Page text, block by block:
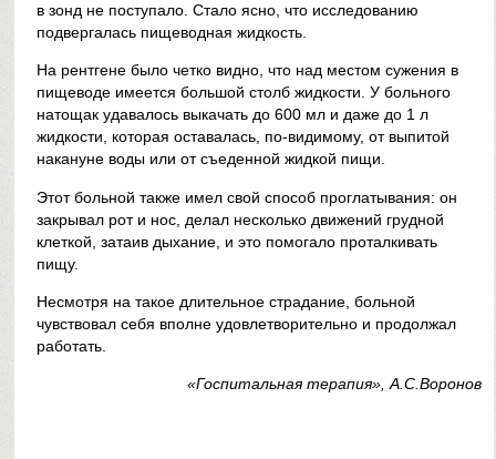
в зонд не поступало. Стало ясно, что исследованию
подвергалась пищеводная жидкость.
На рентгене было четко видно, что над местом сужения в
пищеводе имеется большой столб жидкости. У больного
натощак удавалось выкачать до 600 мл и даже до 1 л
жидкости, которая оставалась, по-видимому, от выпитой
накануне воды или от съеденной жидкой пищи.
Этот больной также имел свой способ проглатывания: он
закрывал рот и нос, делал несколько движений грудной
клеткой, затаив дыхание, и это помогало проталкивать
пищу.
Несмотря на такое длительное страдание, больной
чувствовал себя вполне удовлетворительно и продолжал
работать.
«Госпитальная терапия», А.С.Воронов